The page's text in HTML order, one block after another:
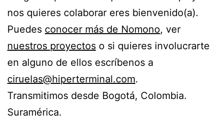
nos quieres colaborar eres bienvenido(a).
Puedes conocer más de Nomono, ver
nuestros proyectos o si quieres involucrarte
en alguno de ellos escríbenos a
ciruelas@hiperterminal.com.
Transmitimos desde Bogotá, Colombia.
Suramérica.